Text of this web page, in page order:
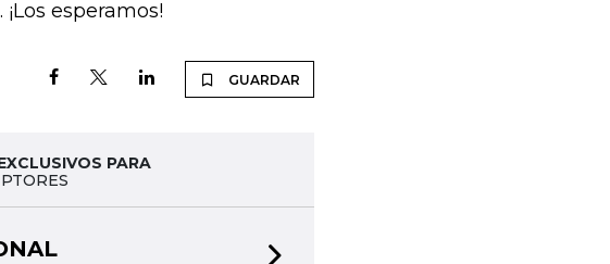
esperamos!
GUARDAR
PARA